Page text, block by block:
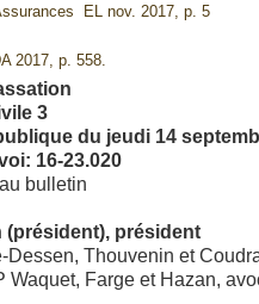
EL nov. 2017, p. 5
2017, p. 558.
3
du jeudi 14
16-23.020
bulletin
(président), président
Dessen, Thouvenin et
Waquet, Farge et Hazan,